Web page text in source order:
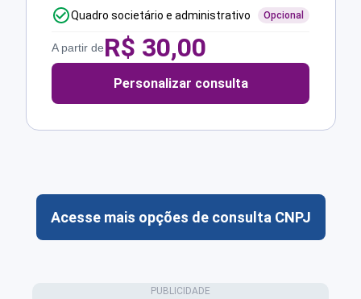
Quadro societário e administrativo Opcional
A partir deR$ 30,00
Personalizar consulta
Acesse mais opções de consulta CNPJ